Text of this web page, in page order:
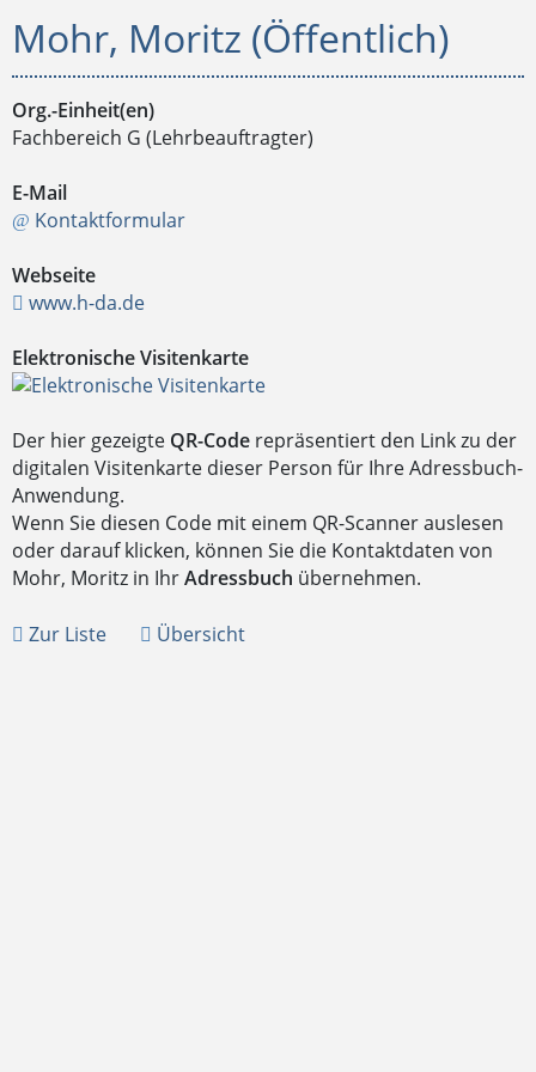
Mohr, Moritz (Öffentlich)
Org.-Einheit(en)
Fachbereich G (Lehrbeauftragter)
E-Mail
Kontaktformular
Webseite
www.h-da.de
Elektronische Visitenkarte
Der hier gezeigte QR-Code repräsentiert den Link zu der
digitalen Visitenkarte dieser Person für Ihre Adressbuch-
Anwendung.
Wenn Sie diesen Code mit einem QR-Scanner auslesen
oder darauf klicken, können Sie die Kontaktdaten von
Mohr, Moritz in IhrAdressbuch übernehmen.
Zur Liste Übersicht